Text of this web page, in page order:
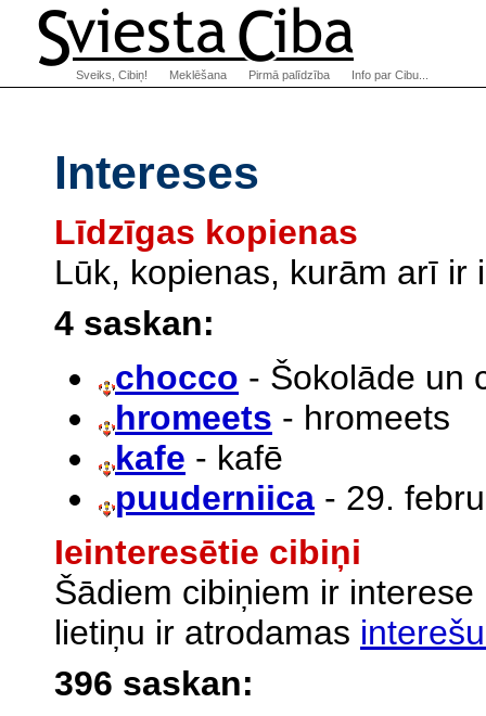
Intereses
Līdzīgas kopienas
Lūk, kopienas, kurām arī
4 saskan:
chocco - Šokolāde un
hromeets - hromeets
kafe - kafē
puuderniica - 29.
Ieinteresētie cibiņi
Šādiem cibiņiem ir
lietiņu ir atrodamas
396 saskan:
Sveiks, Cibiņ! Meklēšana Pirmā palīdzība Info par Cibu...